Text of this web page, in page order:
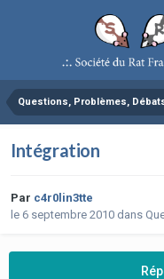
Questions, Problèmes,
Intégration
Par c4r0lin3tte
le 6 septembre 2010 dans